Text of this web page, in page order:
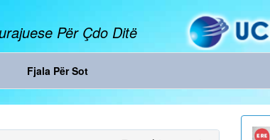
Për Çdo Ditë
Fjala Për Sot